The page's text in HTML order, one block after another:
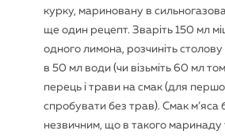
курку, мариновану в
ще один рецепт. Зваріть 150 мл
одного лимона, розчиніть
в 50 мл води (чи візьміть 60 мл
перець і трави на смак (для
спробувати без трав). Смак м’яса
незвичним, що в такого маринаду